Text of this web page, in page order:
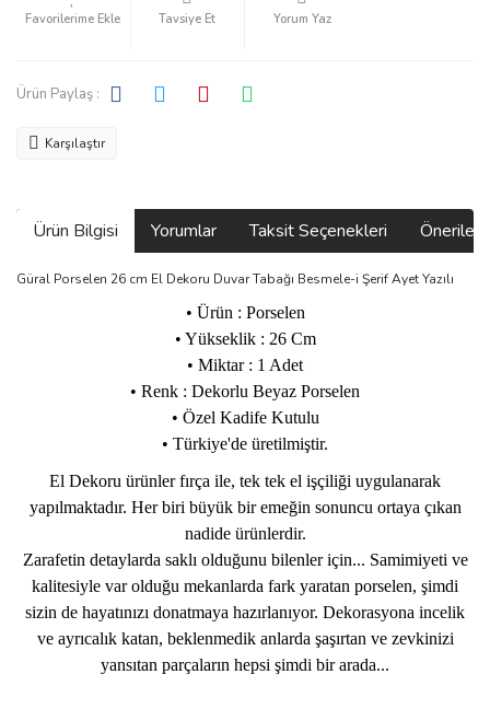
Tavsiye Et Yorum Yaz
Ürün Paylaş :
Karşılaştır
Ürün Bilgisi Yorumlar Taksit Seçenekleri
Güral Porselen 26 cm El Dekoru Duvar Tabağı Besmele-i Şerif Ayet Yazılı
• Ürün : Porselen
• Yükseklik : 26 Cm
• Miktar : 1 Adet
• Renk : Dekorlu Beyaz Porselen
• Özel Kadife Kutulu
• Türkiye'de üretilmiştir.
El Dekoru ürünler fırça ile, tek tek el işçiliği uygulanarak
yapılmaktadır. Her biri büyük bir emeğin sonuncu ortaya çıkan
nadide ürünlerdir.
Zarafetin detaylarda saklı olduğunu bilenler için... Samimiyeti ve
kalitesiyle var olduğu mekanlarda fark yaratan porselen, şimdi
sizin de hayatınızı donatmaya hazırlanıyor. Dekorasyona incelik
ve ayrıcalık katan, beklenmedik anlarda şaşırtan ve zevkinizi
yansıtan parçaların hepsi şimdi bir arada...